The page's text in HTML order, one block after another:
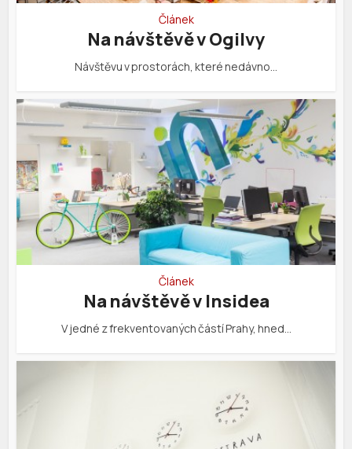
Článek
Na návštěvě v Ogilvy
Návštěvu v prostorách, které nedávno…
Článek
Na návštěvě v Insidea
V jedné z frekventovaných částí Prahy, hned…